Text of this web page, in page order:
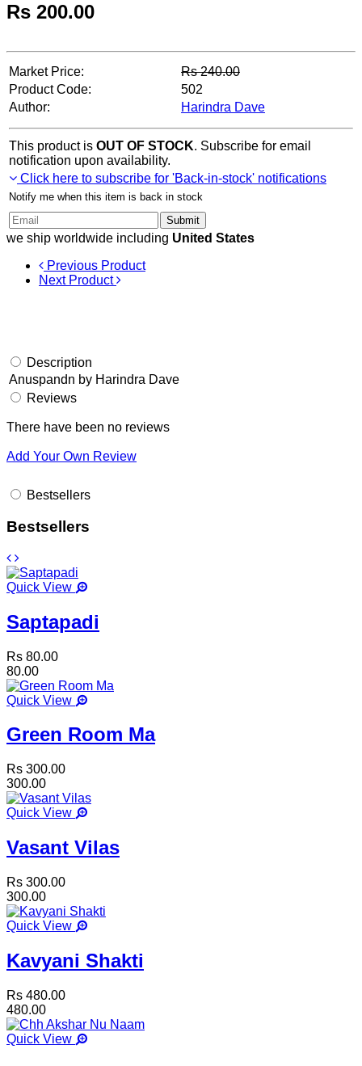
Rs 200.00
Market Price: Rs240.00
Product Code:
502
Author:
Harindra Dave
This product is OUT OF STOCK. Subscribe for email
notification upon availability.
Click here to subscribe for 'Back-in-stock' notifications
Notify me when this item is back in stock
Submit
we ship worldwide including United States
Previous Product
Next Product
Description
Anuspandn by Harindra Dave
Reviews
There have been no reviews
Add Your Own Review
Bestsellers
Bestsellers
Quick View
Saptapadi
Rs 80.00
80.00
Quick View
Green Room Ma
Rs 300.00
300.00
Quick View
Vasant Vilas
Rs 300.00
300.00
Quick View
Kavyani Shakti
Rs 480.00
480.00
Quick View